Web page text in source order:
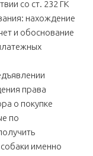
со ст. 232 ГК
нахождение
и обоснование
права
о покупке
по
именно